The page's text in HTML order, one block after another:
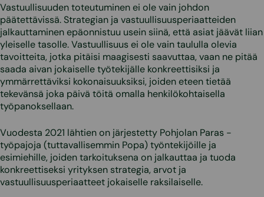
Vastuullisuuden toteutuminen ei ole vain johdon
päätettävissä. Strategian ja vastuullisuusperiaatteiden
jalkauttaminen epäonnistuu usein siinä, että asiat jäävät liian
yleiselle tasolle. Vastuullisuus ei ole vain taululla olevia
tavoitteita, jotka pitäisi maagisesti saavuttaa, vaan ne pitää
saada aivan jokaiselle työtekijälle konkreettisiksi ja
ymmärrettäviksi kokonaisuuksiksi, joiden eteen tietää
tekevänsä joka päivä töitä omalla henkilökohtaisella
työpanoksellaan.
Vuodesta 2021 lähtien on järjestetty Pohjolan Paras -
työpajoja (tuttavallisemmin Popa) työntekijöille ja
esimiehille, joiden tarkoituksena on jalkauttaa ja tuoda
konkreettiseksi yrityksen strategia, arvot ja
vastuullisuusperiaatteet jokaiselle raksilaiselle.